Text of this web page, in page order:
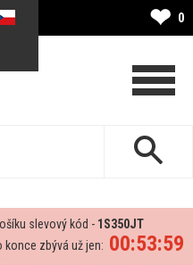
❤ 0
slevový kód - 1S350JT
00:53:59
konce zbývá už jen: